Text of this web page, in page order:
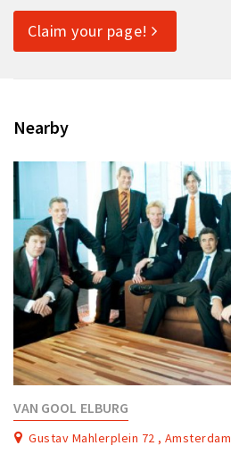
Claim your page!
Nearby
VAN GOOL ELBURG
Gustav Mahlerplein 72 , Amsterdam